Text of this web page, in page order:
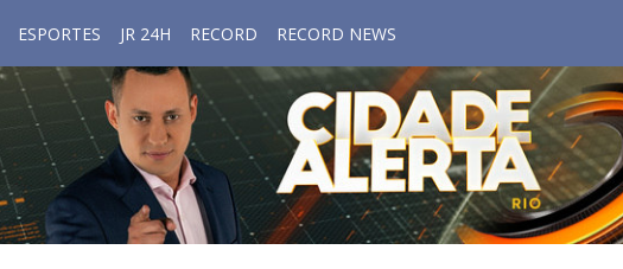
ESPORTES JR 24H RECORD RECORD NEWS